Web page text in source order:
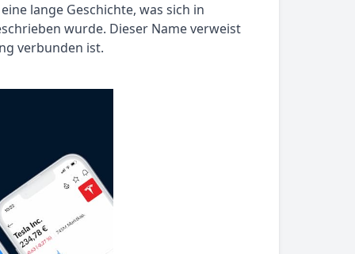
lange Geschichte, was sich in
wurde. Dieser Name verweist
verbunden ist.